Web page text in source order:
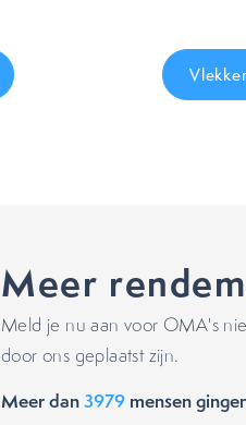
Meer
Meld je nu aan voor OMA's
door ons geplaatst zijn.
Meer dan3979 mensen